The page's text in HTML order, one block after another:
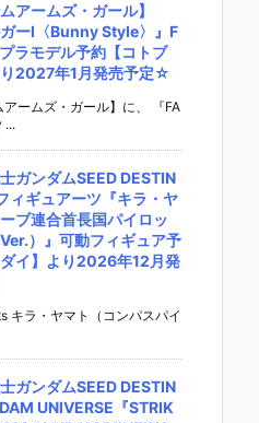
アームズ・ガール】
ガーI〈Bunny Style〉』F
ラモデル予約【コトブ
2027年1月発売予定☆
アームズ・ガール】に、 『FA
...
士ガンダムSEED DESTIN
ィギュアーツ『キラ・ヤ
ブ連合首長国パイロッ
Ver.）』可動フィギュア予
イ】より2026年12月発
キラ・ヤマト（コンパスパイ
士ガンダムSEED DESTIN
UNIVERSE『STRIK